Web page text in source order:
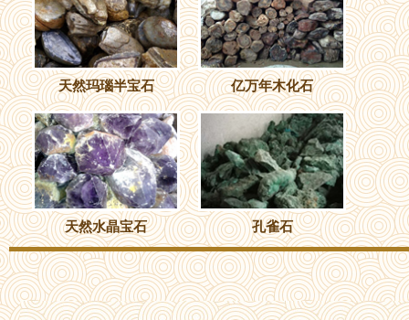
天然玛瑙半宝石 亿万年木化石
天然水晶宝石 孔雀石